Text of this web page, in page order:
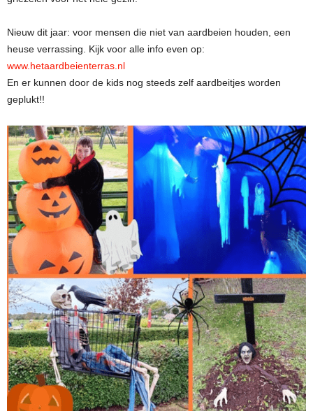
Nieuw dit jaar: voor mensen die niet van aardbeien houden, een
heuse verrassing. Kijk voor alle info even op:
www.hetaardbeienterras.nl
En er kunnen door de kids nog steeds zelf aardbeitjes worden
geplukt!!